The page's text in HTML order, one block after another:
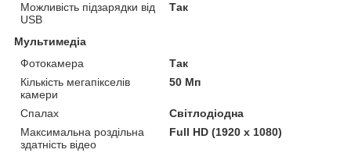
Можливість підзарядки від
USB
Так
Мультимедіа
Фотокамера
Так
Кількість мегапікселів
камери
50 Мп
Спалах
Світлодіодна
Максимальна роздільна
здатність відео
Full HD (1920 x 1080)